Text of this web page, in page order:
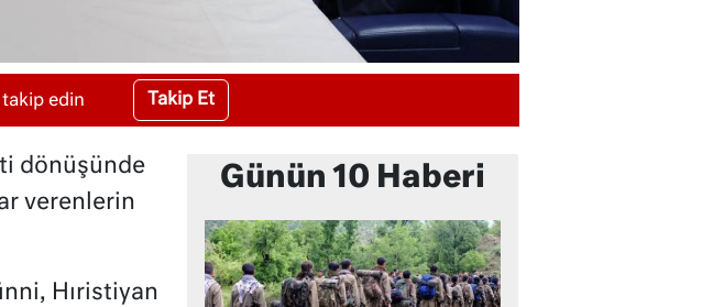
edin Takip Et
dönüşünde
verenlerin
Hıristiyan
Günün 10 Haberi